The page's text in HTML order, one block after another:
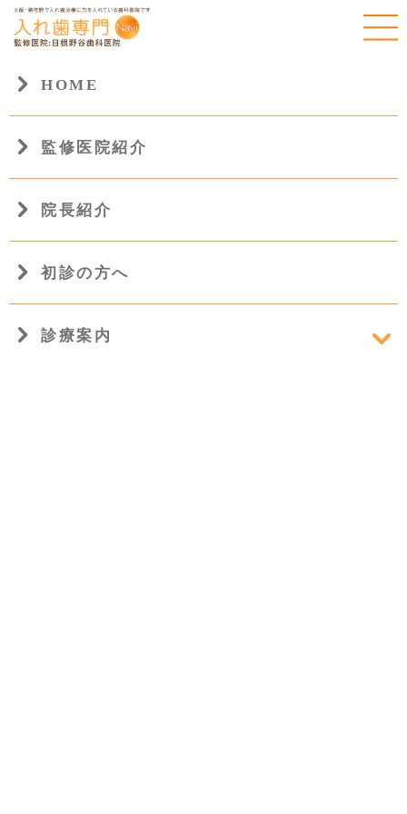
HOME
監修医院紹介
院長紹介
初診の方へ
診療案内